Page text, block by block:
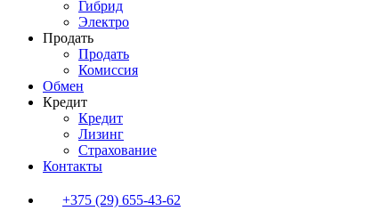
Гибрид
Электро
Продать
Продать
Комиссия
Обмен
Кредит
Кредит
Лизинг
Страхование
Контакты
+375 (29) 655-43-62